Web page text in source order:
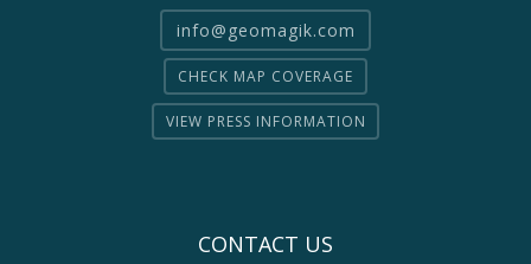
info@geomagik.com
CHECK MAP COVERAGE
VIEW PRESS INFORMATION
CONTACT US